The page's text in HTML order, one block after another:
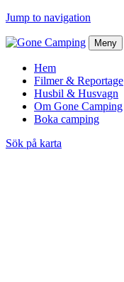
Jump to navigation
Meny
Hem
Filmer & Reportage
Husbil & Husvagn
Om Gone Camping
Boka camping
Sök på karta